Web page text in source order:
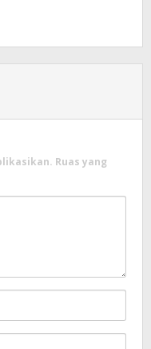
Ruas yang